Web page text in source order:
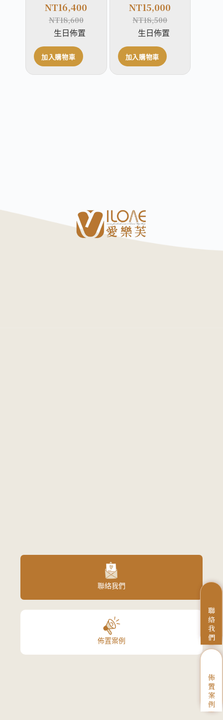
聯
絡
我
們
佈
置
案
例
NT18,600
NT16,400
生日佈置
加入購物車
NT18,500
NT15,000
生日佈置
加入購物車
聯絡我們
佈置案例